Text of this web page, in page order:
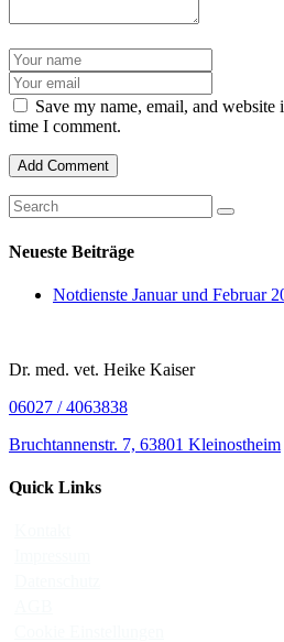
Save my name, email, and
time I comment.
Neueste Beiträge
Notdienste Januar und Februar
Dr. med. vet. Heike Kaiser
06027 / 4063838
Bruchtannenstr. 7, 63801 Kleinostheim
Quick Links